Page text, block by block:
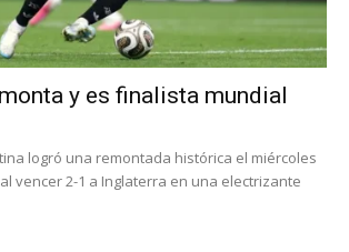
y es finalista mundial
logró una remontada histórica el miércoles
vencer 2-1 a Inglaterra en una electrizante